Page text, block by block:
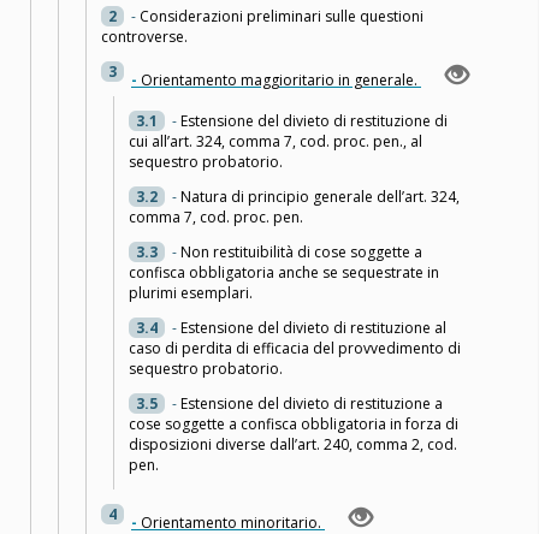
2
- Considerazioni preliminari sulle questioni
controverse.
3
- Orientamento maggioritario in generale.
3.1
-Estensione del divieto di restituzione di
cui all’art. 324, comma 7, cod. proc. pen., al
sequestro probatorio.
3.2
-Natura di principio generale dell’art. 324,
comma 7, cod. proc. pen.
3.3
-Non restituibilità di cose soggette a
confisca obbligatoria anche se sequestrate in
plurimi esemplari.
3.4
-Estensione del divieto di restituzione al
caso di perdita di efficacia del provvedimento di
sequestro probatorio.
3.5
-Estensione del divieto di restituzione a
cose soggette a confisca obbligatoria in forza di
disposizioni diverse dall’art. 240, comma 2, cod.
pen.
4 - Orientamento minoritario.